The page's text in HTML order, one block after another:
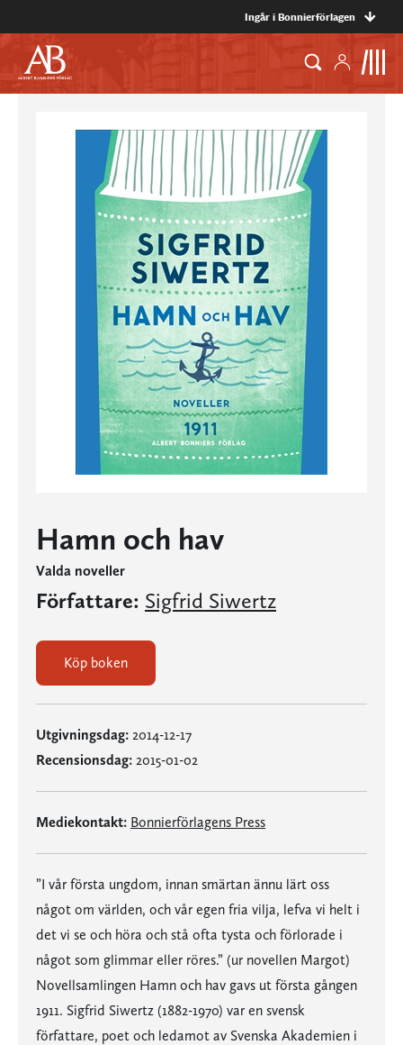
Ingår i Bonnierförlagen
Hamn och hav
Valda noveller
Författare: Sigfrid Siwertz
Köp boken
Utgivningsdag: 2014-12-17
Recensionsdag: 2015-01-02
Mediekontakt: Bonnierförlagens Press
”I vår första ungdom, innan smärtan ännu lärt oss
något om världen, och vår egen fria vilja, lefva vi helt i
det vi se och höra och stå ofta tysta och förlorade i
något som glimmar eller röres.” (ur novellen Margot)
Novellsamlingen Hamn och hav gavs ut första gången
1911. Sigfrid Siwertz (1882-1970) var en svensk
författare, poet och ledamot av Svenska Akademien i